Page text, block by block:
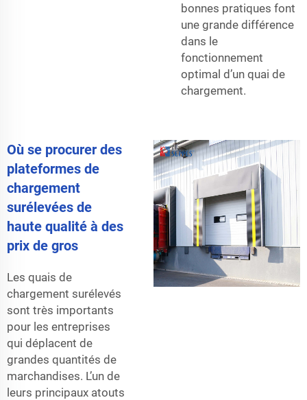
bonnes pratiques font
une grande différence
dans le
fonctionnement
optimal d’un quai de
chargement.
Où se procurer des
plateformes de
chargement
surélevées de
haute qualité à des
prix de gros
Les quais de
chargement surélevés
sont très importants
pour les entreprises
qui déplacent de
grandes quantités de
marchandises. L’un de
leurs principaux atouts